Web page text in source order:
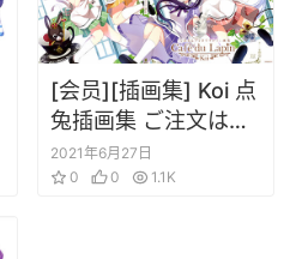
[会员][插画集] Koi 点
兔插画集 ご注文はう
さぎですか？Café du
Lapin
2021年6月27日
0
0 1.1K